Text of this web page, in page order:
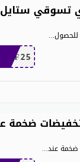
تسوقي
...
MEAF25
ان 1000 ريال
...